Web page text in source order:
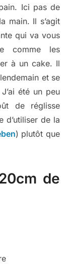
Ici pas de
main. Il s’agit
qui va vous
comme les
à un cake. Il
et se
été un peu
de réglisse
d’utiliser de la
) plutôt que
de